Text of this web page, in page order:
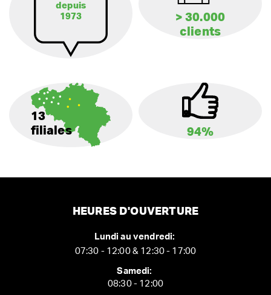
depuis
1973
> 30.000
clients
13
filiales
94%
HEURES D'OUVERTURE
Lundi au vendredi:
07:30 - 12:00 & 12:30 - 17:00
Samedi:
08:30 - 12:00